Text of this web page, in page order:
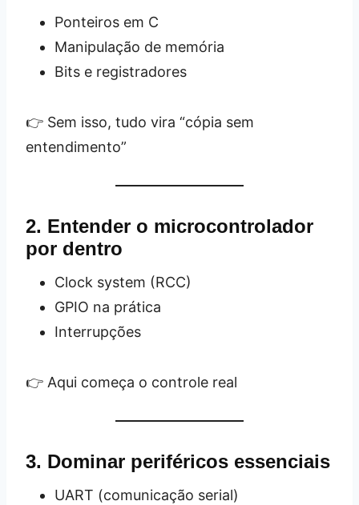
Ponteiros em C
Manipulação de memória
Bits e registradores
👉 Sem isso, tudo vira “cópia sem
entendimento”
2. Entender o microcontrolador
por dentro
Clock system (RCC)
GPIO na prática
Interrupções
👉 Aqui começa o controle real
3. Dominar periféricos essenciais
UART (comunicação serial)